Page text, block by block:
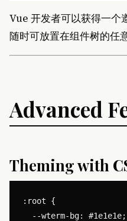
Vue 开发者可以获得一个
随时可放置在组件树的任
Advanced
Theming with
:root {
--wterm-bg: